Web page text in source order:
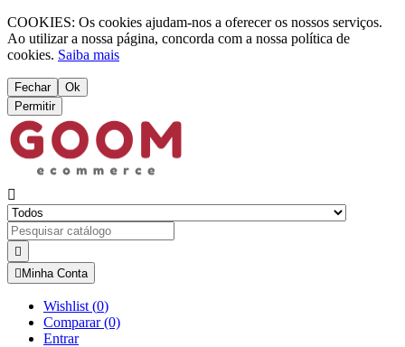
COOKIES: Os cookies ajudam-nos a oferecer os nossos serviços.
Ao utilizar a nossa página, concorda com a nossa política de
cookies. Saiba mais
Fechar
Ok
Permitir


 Minha Conta
Wishlist (0)
Comparar(0)
Entrar